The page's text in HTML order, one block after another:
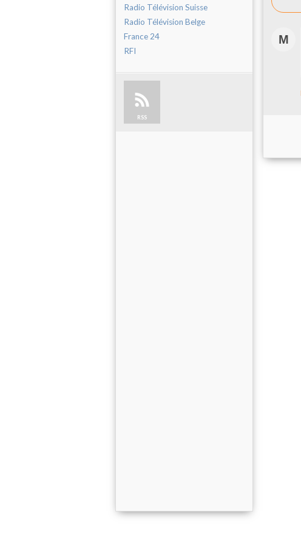
Radio Télévision Suisse
Radio Télévision Belge
France 24
RFI
RSS
M